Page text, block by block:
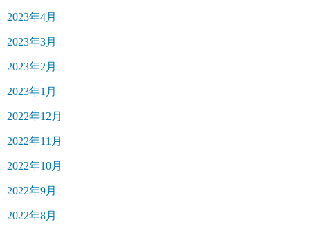
2023年4月
2023年3月
2023年2月
2023年1月
2022年12月
2022年11月
2022年10月
2022年9月
2022年8月